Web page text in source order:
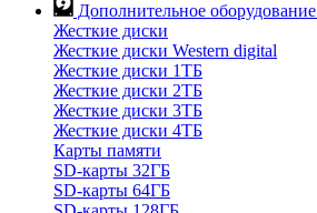
Дополнительное оборудование
Жесткие диски
Жесткие диски Western digital
Жесткие диски 1ТБ
Жесткие диски 2ТБ
Жесткие диски 3ТБ
Жесткие диски 4ТБ
Карты памяти
SD-карты 32ГБ
SD-карты 64ГБ